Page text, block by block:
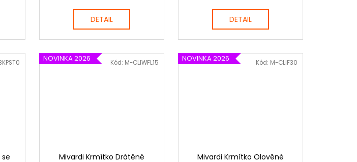
DETAIL DETAIL
NOVINKA 2026
Mivardi Krmítko Drátěné
Kód: M-CLIWFL15 NOVINKA 2026
Mivardi Krmítko Olověné
Kód: M-CLIF30